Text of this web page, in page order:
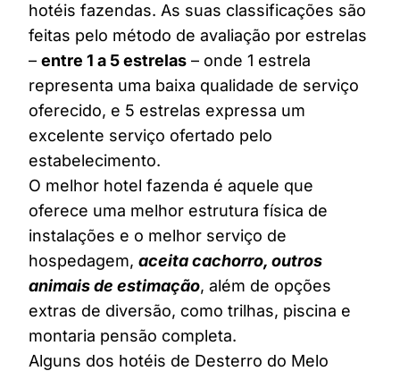
hotéis fazendas. As suas classificações são
feitas pelo método de avaliação por estrelas
– entre 1 a 5 estrelas – onde 1 estrela
representa uma baixa qualidade de serviço
oferecido, e 5 estrelas expressa um
excelente serviço ofertado pelo
estabelecimento.
O melhor hotel fazenda é aquele que
oferece uma melhor estrutura física de
instalações e o melhor serviço de
hospedagem, aceita cachorro, outros
animais de estimação, além de opções
extras de diversão, como trilhas, piscina e
montaria pensão completa.
Alguns dos hotéis de Desterro do Melo